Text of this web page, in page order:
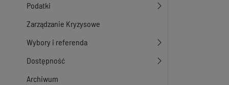
Podatki
Zarządzanie Kryzysowe
Wybory i referenda
Dostępność
Archiwum